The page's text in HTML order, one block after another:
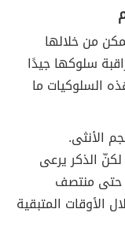
من خلالها
سلوكها جيدًا
السلوكيات ما
الأنثى.
الذكر يرعى
حتى منتصف
الأوقات المتبقية